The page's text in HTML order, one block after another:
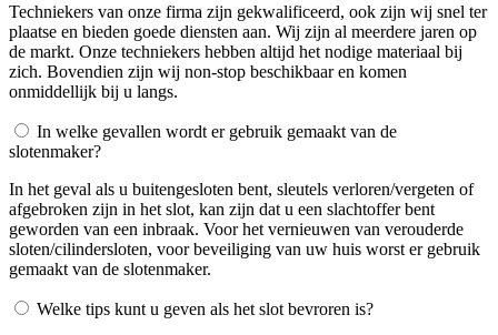
Techniekers van onze firma zijn gekwalificeerd, ook zijn wij snel ter
plaatse en bieden goede diensten aan. Wij zijn al meerdere jaren op
de markt. Onze techniekers hebben altijd het nodige materiaal bij
zich. Bovendien zijn wij non-stop beschikbaar en komen
onmiddellijk bij u langs.
In welke gevallen wordt er gebruik gemaakt van de
slotenmaker?
In het geval als u buitengesloten bent, sleutels verloren/vergeten of
afgebroken zijn in het slot, kan zijn dat u een slachtoffer bent
geworden van een inbraak. Voor het vernieuwen van verouderde
sloten/cilindersloten, voor beveiliging van uw huis worst er gebruik
gemaakt van de slotenmaker.
Welke tips kunt u geven als het slot bevroren is?